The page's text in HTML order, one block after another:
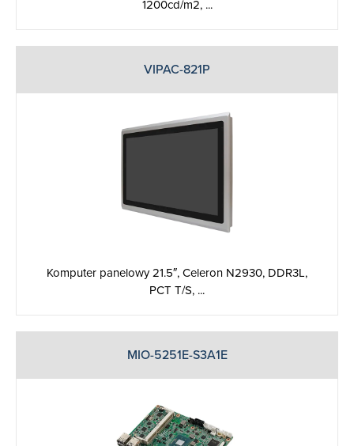
1200cd/m2, ...
VIPAC-821P
Komputer panelowy 21.5″, Celeron N2930, DDR3L,
PCT T/S, ...
MIO-5251E-S3A1E